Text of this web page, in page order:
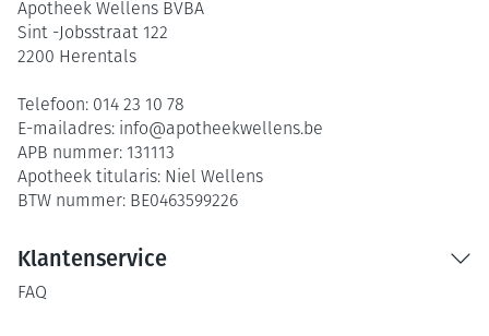
Apotheek Wellens BVBA
Sint -Jobsstraat 122
2200 Herentals
Telefoon: 014 23 10 78
E-mailadres: info@apotheekwellens.be
APB nummer: 131113
Apotheek titularis: Niel Wellens
BTW nummer: BE0463599226
Klantenservice
FAQ